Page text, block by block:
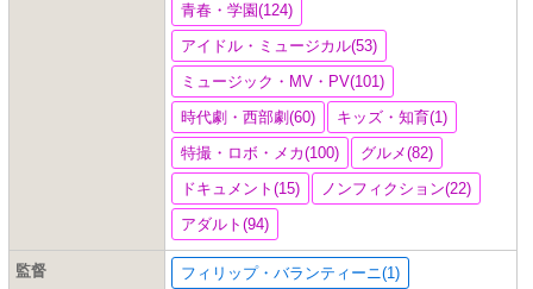
青春・学園(124)
アイドル・ミュージカル(53)
ミュージック・MV・PV(101)
時代劇・西部劇(60)
キッズ・知育(1)
特撮・ロボ・メカ(100)
グルメ(82)
ドキュメント(15)
ノンフィクション(22)
アダルト(94)
監督
フィリップ・バランティーニ(1)